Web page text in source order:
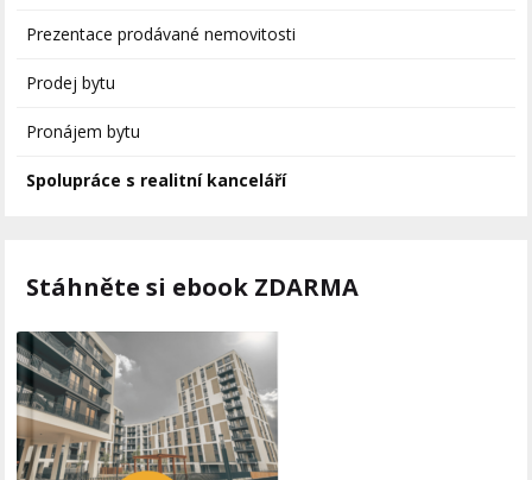
Prezentace prodávané nemovitosti
Prodej bytu
Pronájem bytu
Spolupráce s realitní kanceláří
Stáhněte si ebook ZDARMA